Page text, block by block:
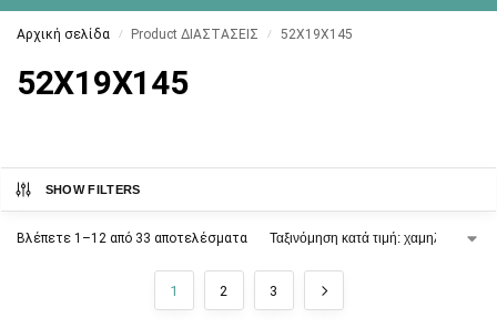
Αρχική σελίδα / Product ΔΙΑΣΤΑΣΕΙΣ / 52X19X145
52X19X145
SHOW FILTERS
Βλέπετε 1–12 από 33 αποτελέσματα
1 2 3